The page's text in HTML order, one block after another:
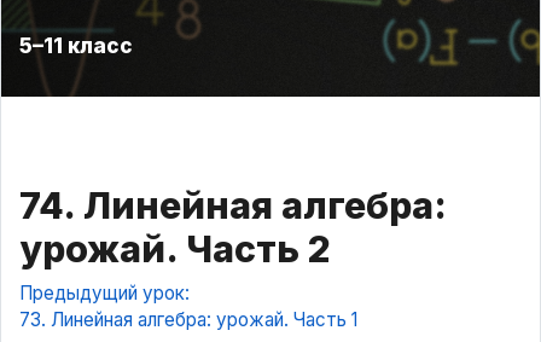
5–11 класс
74. Линейная алгебра:
урожай. Часть 2
Предыдущий урок:
73. Линейная алгебра: урожай. Часть 1